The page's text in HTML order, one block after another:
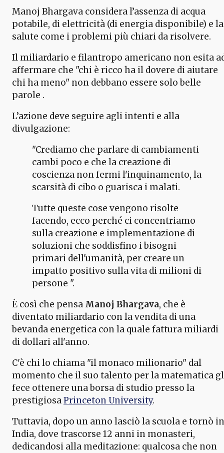
Manoj Bhargava considera l’assenza di acqua
potabile, di elettricità (di energia disponibile) e la
salute come i problemi più chiari da risolvere.
Il miliardario e filantropo americano non esita
affermare che "chi è ricco ha il dovere di aiutare
chi ha meno" non debbano essere solo belle
parole .
L’azione deve seguire agli intenti e alla
divulgazione:
"Crediamo che parlare di cambiamenti
cambi poco e che la creazione di
coscienza non fermi l'inquinamento, la
scarsità di cibo o guarisca i malati.
Tutte queste cose vengono risolte
facendo, ecco perché ci concentriamo
sulla creazione e implementazione di
soluzioni che soddisfino i bisogni
primari dell'umanità, per creare un
impatto positivo sulla vita di milioni di
persone ".
È così che pensa Manoj Bhargava, che è
diventato miliardario con la vendita di una
bevanda energetica con la quale fattura miliardi
di dollari all'anno.
C'è chi lo chiama "il monaco milionario" dal
momento che il suo talento per la matematica
fece ottenere una borsa di studio presso la
prestigiosaPrinceton University.
Tuttavia, dopo un anno lasciò la scuola e tornò in
India, dove trascorse 12 anni in monasteri,
dedicandosi alla meditazione: qualcosa che non